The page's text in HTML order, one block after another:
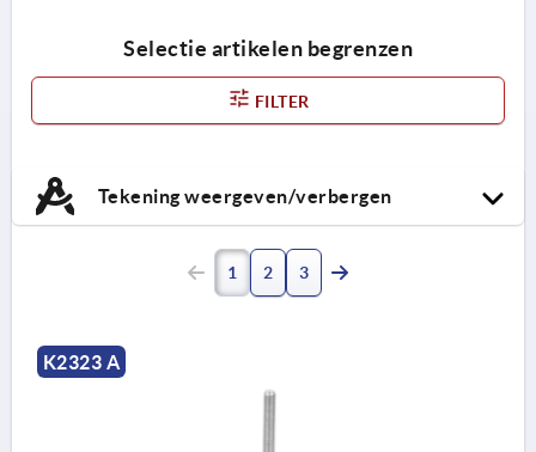
Selectie artikelen begrenzen
FILTER
Tekening weergeven/verbergen
1 2 3
K2323 A